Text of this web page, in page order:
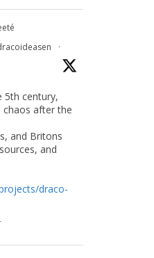
·
5th century,
chaos after the
and Britons
and
draco-